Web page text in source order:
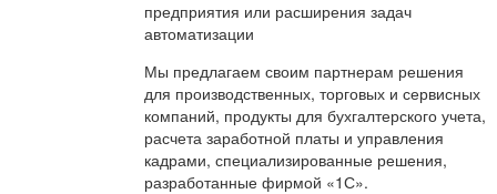
предприятия или расширения задач
автоматизации
Мы предлагаем своим партнерам решения
для производственных, торговых и сервисных
компаний, продукты для бухгалтерского учета,
расчета заработной платы и управления
кадрами, специализированные решения,
разработанные фирмой «1С».